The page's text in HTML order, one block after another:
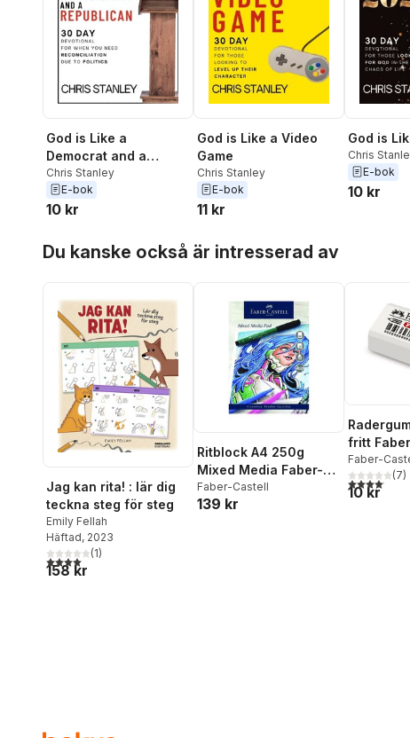
God is Like a
Democrat and a
Republican
Chris Stanley
E-bok
10 kr
God is Like a Video
Game
Chris Stanley
E-bok
11 kr
God is
Chris
E-bok
10 kr
Du kanske också är intresserad av
Jag kan rita! : lär dig
teckna steg för steg
Emily Fellah
Häftad, 2023
4,0utav 5 stjärnor. Totalt antal röster:
(1)
158 kr
Ritblock A4 250g
Mixed Media Faber-
Castell
Faber-Castell
139 kr
fritt
Faber-
4,1utav 5(7)
10 kr